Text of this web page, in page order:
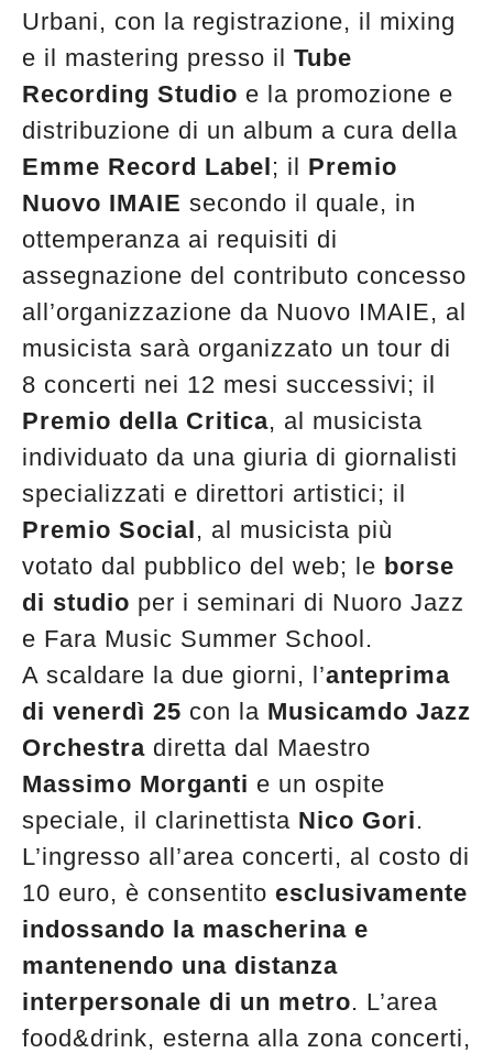
Urbani, con la registrazione, il mixing
e il mastering presso il Tube
Recording Studio e la promozione e
distribuzione di un album a cura della
Emme Record Label; il Premio
Nuovo IMAIE secondo il quale, in
ottemperanza ai requisiti di
assegnazione del contributo concesso
all’organizzazione da Nuovo IMAIE, al
musicista sarà organizzato un tour di
8 concerti nei 12 mesi successivi; il
Premio della Critica, al musicista
individuato da una giuria di giornalisti
specializzati e direttori artistici; il
Premio Social, al musicista più
votato dal pubblico del web; le borse
di studio per i seminari di Nuoro Jazz
e Fara Music Summer School.
A scaldare la due giorni, l’anteprima
di venerdì 25 con la Musicamdo Jazz
Orchestra diretta dal Maestro
Massimo Morganti e un ospite
speciale, il clarinettista Nico Gori.
L’ingresso all’area concerti, al costo di
10 euro, è consentito esclusivamente
indossando la mascherina e
mantenendo una distanza
interpersonale di un metro. L’area
food&drink, esterna alla zona concerti,